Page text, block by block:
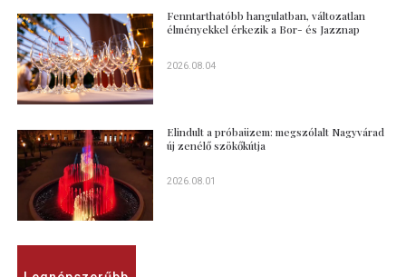
Fenntarthatóbb hangulatban, változatlan
élményekkel érkezik a Bor- és Jazznap
2026.08.04
Elindult a próbaüzem: megszólalt Nagyvárad
új zenélő szökőkútja
2026.08.01